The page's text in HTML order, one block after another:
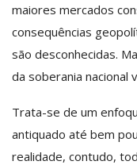
maiores mercados
consequências
são desconhecidas.
da soberania nacional
Trata-se de um
antiquado até bem
realidade, contudo,